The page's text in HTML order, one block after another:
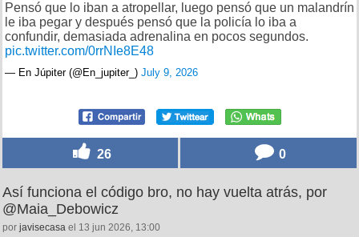
Pensó que lo iban a atropellar, luego pensó que un malandrín
le iba pegar y después pensó que la policía lo iba a
confundir, demasiada adrenalina en pocos segundos.
pic.twitter.com/0rrNIe8E48
— En Júpiter (@En_jupiter_) July 9, 2026
26 0
Así funciona el código bro, no hay vuelta atrás, por
@Maia_Debowicz
por javisecasa el 13 jun 2026, 13:00